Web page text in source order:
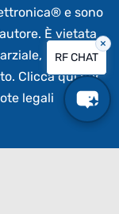
e sono
È vietata
non
Clicca qui per
legali
RF CHAT
×